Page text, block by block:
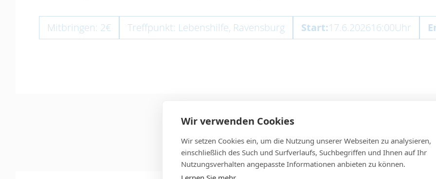
Wir verwenden Cookies
Wir setzen Cookies ein, um die Nutzung unserer Webseiten zu analysieren,
einschließlich des Such und Surfverlaufs, Suchbegriffen und Ihnen auf Ihr
Nutzungsverhalten angepasste Informationen anbieten zu können.
Mitbringen: 2€ Treffpunkt: Lebenshilfe, Ravensburg Start:17.6.202616:00Uhr